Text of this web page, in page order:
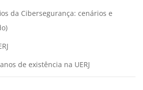
da Cibersegurança: cenários e
de existência na UERJ